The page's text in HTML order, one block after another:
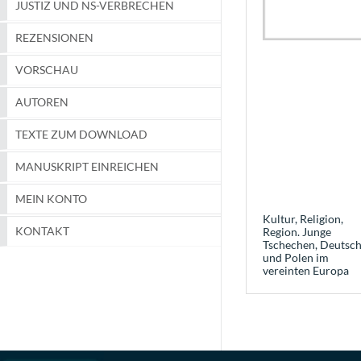
JUSTIZ UND NS-VERBRECHEN
REZENSIONEN
VORSCHAU
AUTOREN
TEXTE ZUM DOWNLOAD
MANUSKRIPT EINREICHEN
MEIN KONTO
KONTAKT
Kultur, Religion,
Region. Junge
Tschechen,
und Polen im
vereinten Europa